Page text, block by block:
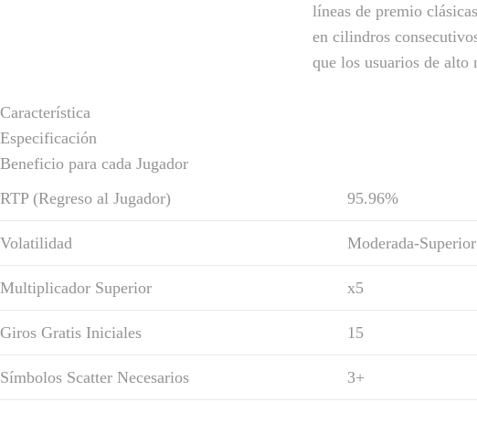
líneas de premio
en cilindros
que los usuarios de alto
Característica
Especificación
Beneficio para cada Jugador
RTP (Regreso al Jugador)
95.96%
Volatilidad Moderada-Superior
Multiplicador Superior x5
Giros Gratis Iniciales 15
Símbolos Scatter Necesarios 3+